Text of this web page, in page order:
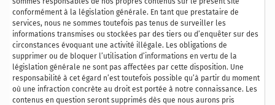
conformément à la législation générale. En tant que prestataire de
services, nous ne sommes toutefois pas tenus de surveiller les
informations transmises ou stockées par des tiers ou d’enquêter sur des
circonstances évoquant une activité illégale. Les obligations de
supprimer ou de bloquer l’utilisation d’informations en vertu de la
législation générale ne sont pas affectées par cette disposition. Une
responsabilité à cet égard n’est toutefois possible qu’à partir du moment
où une infraction concrète au droit est portée à notre connaissance. Les
contenus en question seront supprimés dès que nous aurons pris